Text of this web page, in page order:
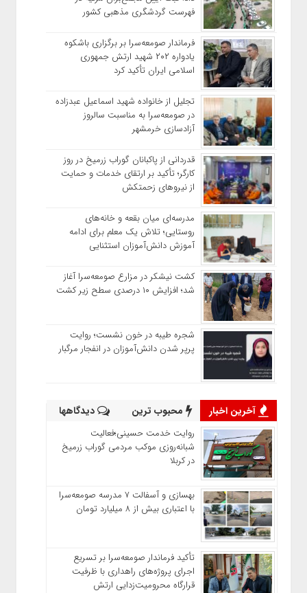
فهرست گردشگری مذهبی کشور
فرماندار صومعه‌سرا بر برگزاری باشکوه
یادواره ۲۰۲ شهید ارتش جمهوری
اسلامی ایران تأکید کرد
تجلیل از خانواده شهید اسماعیل عبدزاده
در صومعه‌سرا به مناسبت سالروز
آزادسازی خرمشهر
قدردانی از پاکبانان گوراب زرمیخ در روز
کارگر؛ تأکید بر ارتقای خدمات و حمایت
از نیروهای زحمتکش
مدرسه‌ای میان بقعه و خانه‌های
روستایی؛ تلاش یک معلم برای ادامه
آموزش دانش‌آموزان استثنایی
کشت نیشکر در مزارع صومعه‌سرا آغاز
شد؛ افزایش ۱۰ درصدی سطح زیر کشت
شجره طیبه در خون نشست؛ روایت
پرپر شدن دانش‌آموزان در انفجار مرگبار
آخرین اخبار محبوب ترین دیدگاهها
روایت خدمت حسینی؛فعالیت
شبانه‌روزی موکب مردمی گوراب زرمیخ
در کربلا
بهسازی و آسفالت ۷ مدرسه صومعه‌سرا
با اعتباری بیش از ۸ میلیارد تومان
تأکید فرماندار صومعه‌سرا بر تسریع
اجرای پروژه‌های راهداری با ظرفیت
قرارگاه محرومیت‌زدایی ارتش